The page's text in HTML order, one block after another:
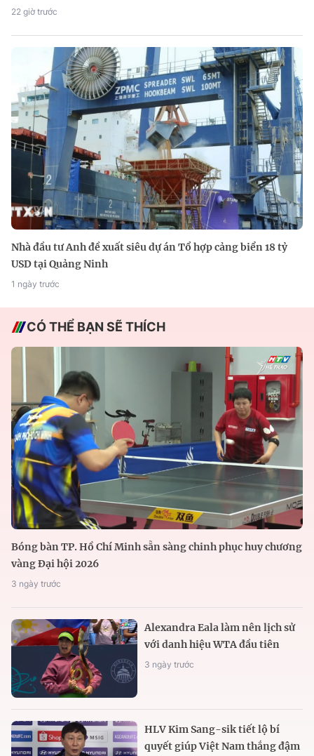
22 giờ trước
Nhà đầu tư Anh đề xuất siêu dự án Tổ hợp cảng biển 18 tỷ
USD tại Quảng Ninh
1 ngày trước
CÓ THỂ BẠN SẼ THÍCH
Bóng bàn TP. Hồ Chí Minh sẵn sàng chinh phục huy chương
vàng Đại hội 2026
3 ngày trước
Alexandra Eala làm nên lịch sử
với danh hiệu WTA đầu tiên
3 ngày trước
HLV Kim Sang-sik tiết lộ bí
quyết giúp Việt Nam thắng đậm